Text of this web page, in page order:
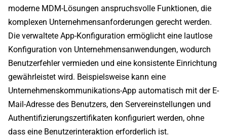
moderne MDM-Lösungen anspruchsvolle Funktionen, die
komplexen Unternehmensanforderungen gerecht werden.
Die verwaltete App-Konfiguration ermöglicht eine lautlose
Konfiguration von Unternehmensanwendungen, wodurch
Benutzerfehler vermieden und eine konsistente Einrichtung
gewährleistet wird. Beispielsweise kann eine
Unternehmenskommunikations-App automatisch mit der E-
Mail-Adresse des Benutzers, den Servereinstellungen und
Authentifizierungszertifikaten konfiguriert werden, ohne
dass eine Benutzerinteraktion erforderlich ist.